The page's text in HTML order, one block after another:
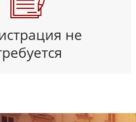
не